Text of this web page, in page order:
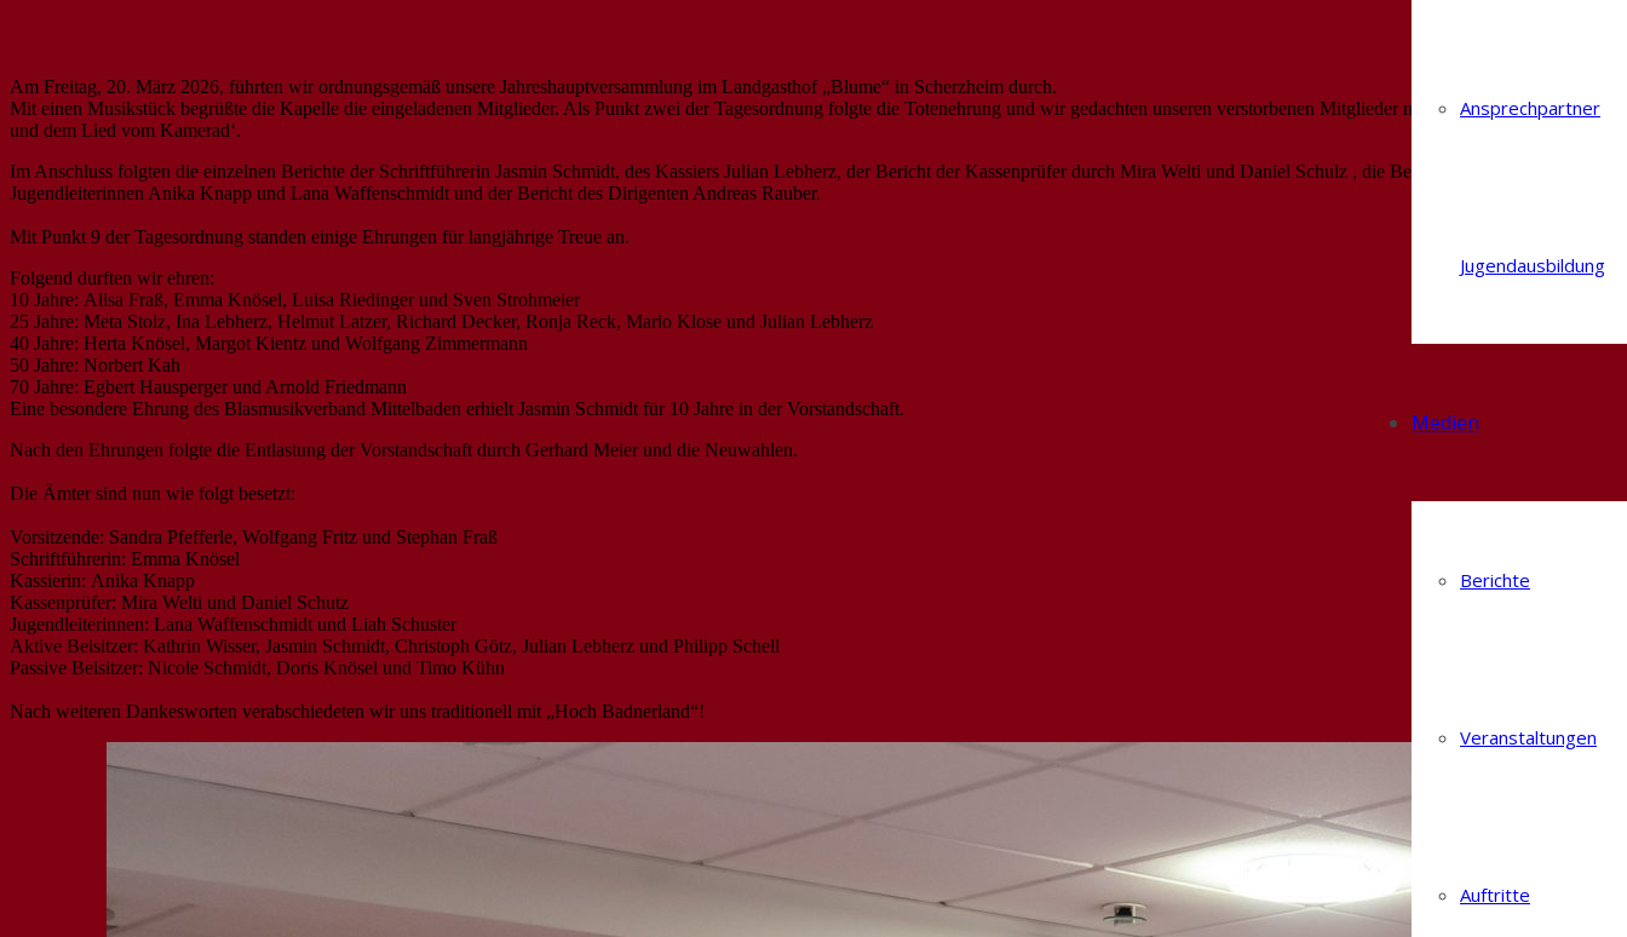
Ansprechpartner
Jugendausbildung
Medien
Berichte
Veranstaltungen
Auftritte
Am Freitag, 20. März 2026, führten wir ordnungsgemäß unsere Jahreshauptversammlung im Landgasthof „Blume“ in Scherzheim durch.
Mit einen Musikstück begrüßte die Kapelle die eingeladenen Mitglieder. Als Punkt zwei der Tagesordnung folgte die Totenehrung und wir gedachten unseren verstorbenen Mitglieder mit einer Schweigeminute
und dem Lied vom Kamerad‘.
Im Anschluss folgten die einzelnen Berichte der Schriftführerin Jasmin Schmidt, des Kassiers Julian Lebherz, der Bericht der Kassenprüfer durch Mira Welti und Daniel Schulz , die Berichte der
Jugendleiterinnen Anika Knapp und Lana Waffenschmidt und der Bericht des Dirigenten Andreas Rauber.
Mit Punkt 9 der Tagesordnung standen einige Ehrungen für langjährige Treue an.
Folgend durften wir ehren:
10 Jahre: Alisa Fraß, Emma Knösel, Luisa Riedinger und Sven Strohmeier
25 Jahre: Meta Stolz, Ina Lebherz, Helmut Latzer, Richard Decker, Ronja Reck, Mario Klose und Julian Lebherz
40 Jahre: Herta Knösel, Margot Kientz und Wolfgang Zimmermann
50 Jahre: Norbert Kah
70 Jahre: Egbert Hausperger und Arnold Friedmann
Eine besondere Ehrung des Blasmusikverband Mittelbaden erhielt Jasmin Schmidt für 10 Jahre in der Vorstandschaft.
Nach den Ehrungen folgte die Entlastung der Vorstandschaft durch Gerhard Meier und die Neuwahlen.
Die Ämter sind nun wie folgt besetzt:
Vorsitzende: Sandra Pfefferle, Wolfgang Fritz und Stephan Fraß
Schriftführerin: Emma Knösel
Kassierin: Anika Knapp
Kassenprüfer: Mira Welti und Daniel Schutz
Jugendleiterinnen: Lana Waffenschmidt und Liah Schuster
Aktive Beisitzer: Kathrin Wisser, Jasmin Schmidt, Christoph Götz, Julian Lebherz und Philipp Schell
Passive Beisitzer: Nicole Schmidt, Doris Knösel und Timo Kühn
Nach weiteren Dankesworten verabschiedeten wir uns traditionell mit „Hoch Badnerland“!